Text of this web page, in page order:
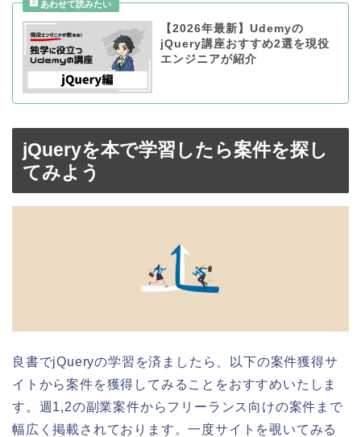
【2026年最新】Udemyの
jQuery講座おすすめ2選を現役
エンジニアが紹介
jQueryを本で学習したら案件を探し
てみよう
良書でjQueryの学習を済ましたら、以下の案件獲得サ
イトから案件を獲得してみることをおすすめいたしま
す。週1,2の副業案件からフリーランス向けの案件まで
幅広く掲載されております。一度サイトを覗いてみる